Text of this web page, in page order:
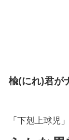
楡(にれ)君が
「下剋上球児